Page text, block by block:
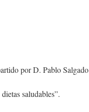
por D. Pablo Salgado
saludables”.